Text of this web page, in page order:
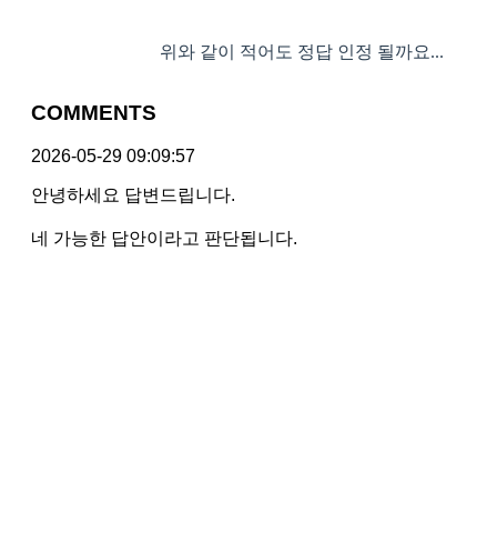
위와 같이 적어도 정답 인정 될까요...
COMMENTS
2026-05-29 09:09:57
안녕하세요 답변드립니다.
네 가능한 답안이라고 판단됩니다.